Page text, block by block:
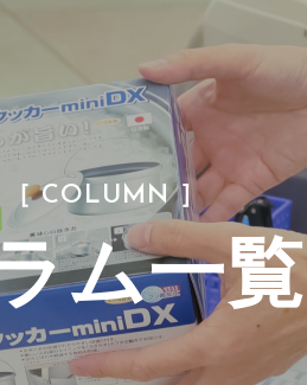
［ COLUMN ］
ム一覧